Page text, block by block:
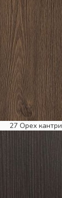
27 Орех кантри